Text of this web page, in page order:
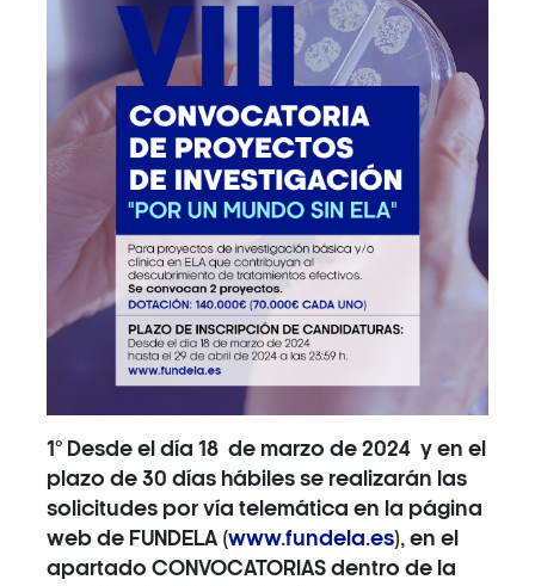
1º Desde el día 18 de marzo de 2024 y en el
plazo de 30 días hábiles se realizarán las
solicitudes por vía telemática en la página
web de FUNDELA (www.fundela.es), en el
apartado CONVOCATORIAS dentro de la